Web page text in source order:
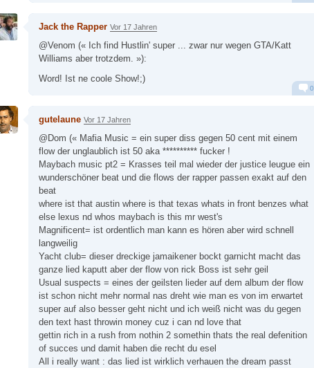
Jack the Rapper Vor 17 Jahren
@Venom (« Ich find Hustlin' super ... zwar nur wegen GTA/Katt
Williams aber trotzdem. »):
Word! Ist ne coole Show!;)
0
gutelaune Vor 17 Jahren
@Dom (« Mafia Music = ein super diss gegen 50 cent mit einem
flow der unglaublich ist 50 aka ********** fucker !
Maybach music pt2 = Krasses teil mal wieder der justice leugue ein
wunderschöner beat und die flows der rapper passen exakt auf den
beat
where ist that austin where is that texas whats in front benzes what
else lexus nd whos maybach is this mr west's
Magnificent= ist ordentlich man kann es hören aber wird schnell
langweilig
Yacht club= dieser dreckige jamaikener bockt garnicht macht das
ganze lied kaputt aber der flow von rick Boss ist sehr geil
Usual suspects = eines der geilsten lieder auf dem album der flow
ist schon nicht mehr normal nas dreht wie man es von im erwartet
super auf also besser geht nicht und ich weiß nicht was du gegen
den text hast throwin money cuz i can nd love that
gettin rich in a rush from nothin 2 somethin thats the real defenition
of succes und damit haben die recht du esel
All i really want : das lied ist wirklich verhauen the dream passt